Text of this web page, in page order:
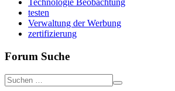
Technologie Beobachtung
testen
Verwaltung der Werbung
zertifizierung
Forum Suche